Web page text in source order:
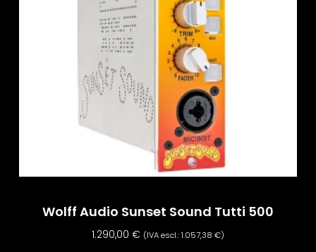
Wolff Audio Sunset Sound Tutti 500
1.290,00 € (IVA escl.:1.057,38 €)